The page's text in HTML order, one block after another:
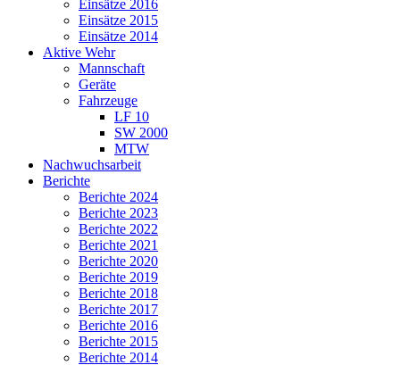
Einsätze 2016
Einsätze 2015
Einsätze 2014
Aktive Wehr
Mannschaft
Geräte
Fahrzeuge
LF 10
SW 2000
MTW
Nachwuchsarbeit
Berichte
Berichte 2024
Berichte 2023
Berichte 2022
Berichte 2021
Berichte 2020
Berichte 2019
Berichte 2018
Berichte 2017
Berichte 2016
Berichte 2015
Berichte 2014